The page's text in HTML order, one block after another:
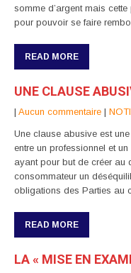
somme d’argent mais
pour pouvoir se faire
READ MORE
UNE CLAUSE
| Aucun commentaire |
Une clause abusive est
entre un professionnel et
ayant pour but de créer au
consommateur un
obligations des Parties au
READ MORE
LA « MISE EN